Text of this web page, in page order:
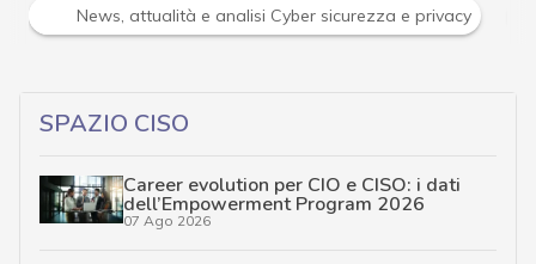
Norme e adeguamenti Privacy e Dati personali
SPAZIO CISO
Career evolution per CIO e CISO: i dati
dell’Empowerment Program 2026
07 Ago 2026